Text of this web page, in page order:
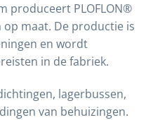
produceert PLOFLON®
op maat. De productie is
en wordt
in de fabriek.
lagerbussen,
van behuizingen.